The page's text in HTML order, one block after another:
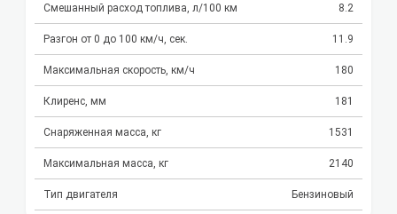
Смешанный расход топлива, л/100 км 8.2
Разгон от 0 до 100 км/ч, сек. 11.9
Максимальная скорость, км/ч 180
Клиренс, мм 181
Снаряженная масса, кг 1531
Максимальная масса, кг 2140
Тип двигателя Бензиновый